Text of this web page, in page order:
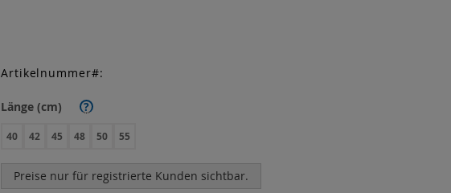
Länge (cm) ?
40 42 45 48 50 55
Preise nur für registrierte Kunden sichtbar.
Artikelnummer